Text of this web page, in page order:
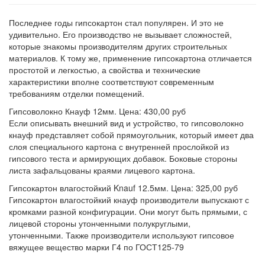
Последнее годы гипсокартон стал популярен. И это не
удивительно. Его производство не вызывает сложностей,
которые знакомы производителям других строительных
материалов. К тому же, применение гипсокартона отличается
простотой и легкостью, а свойства и технические
характеристики вполне соответствуют современным
требованиям отделки помещений.
Гипсоволокно Кнауф 12мм. Цена: 430,00 руб
Если описывать внешний вид и устройство, то гипсоволокно
кнауф представляет собой прямоугольник, который имеет два
слоя специального картона с внутренней прослойкой из
гипсового теста и армирующих добавок. Боковые стороны
листа зафальцованы краями лицевого картона.
Гипсокартон влагостойкий Knauf 12.5мм. Цена: 325,00 руб
Гипсокартон влагостойкий кнауф производители выпускают с
кромками разной конфигурации. Они могут быть прямыми, с
лицевой стороны утонченными полукруглыми,
утонченными. Также производители используют гипсовое
вяжущее вещество марки Г4 по ГОСТ125-79